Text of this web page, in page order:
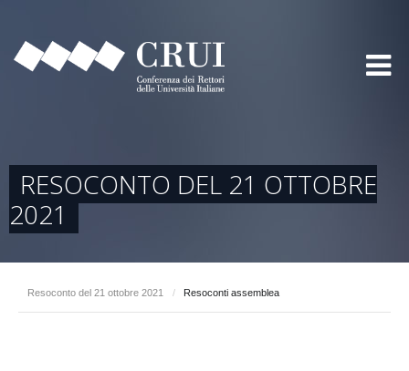
RESOCONTO DEL 21 OTTOBRE
2021
Resoconto del 21 ottobre 2021 / Resoconti assemblea